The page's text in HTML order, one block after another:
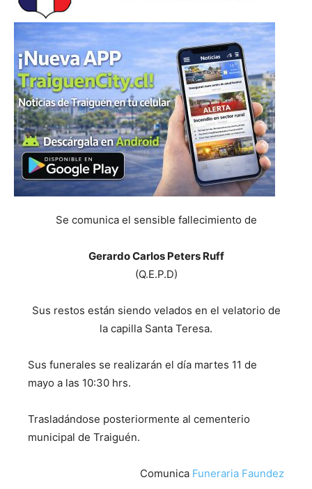
Se comunica el sensible fallecimiento de
Gerardo Carlos Peters Ruff
(Q.E.P.D)
Sus restos están siendo velados en el velatorio de
la capilla Santa Teresa.
Sus funerales se realizarán el día martes 11 de
mayo a las 10:30 hrs.
Trasladándose posteriormente al cementerio
municipal de Traiguén.
Comunica Funeraria Faundez